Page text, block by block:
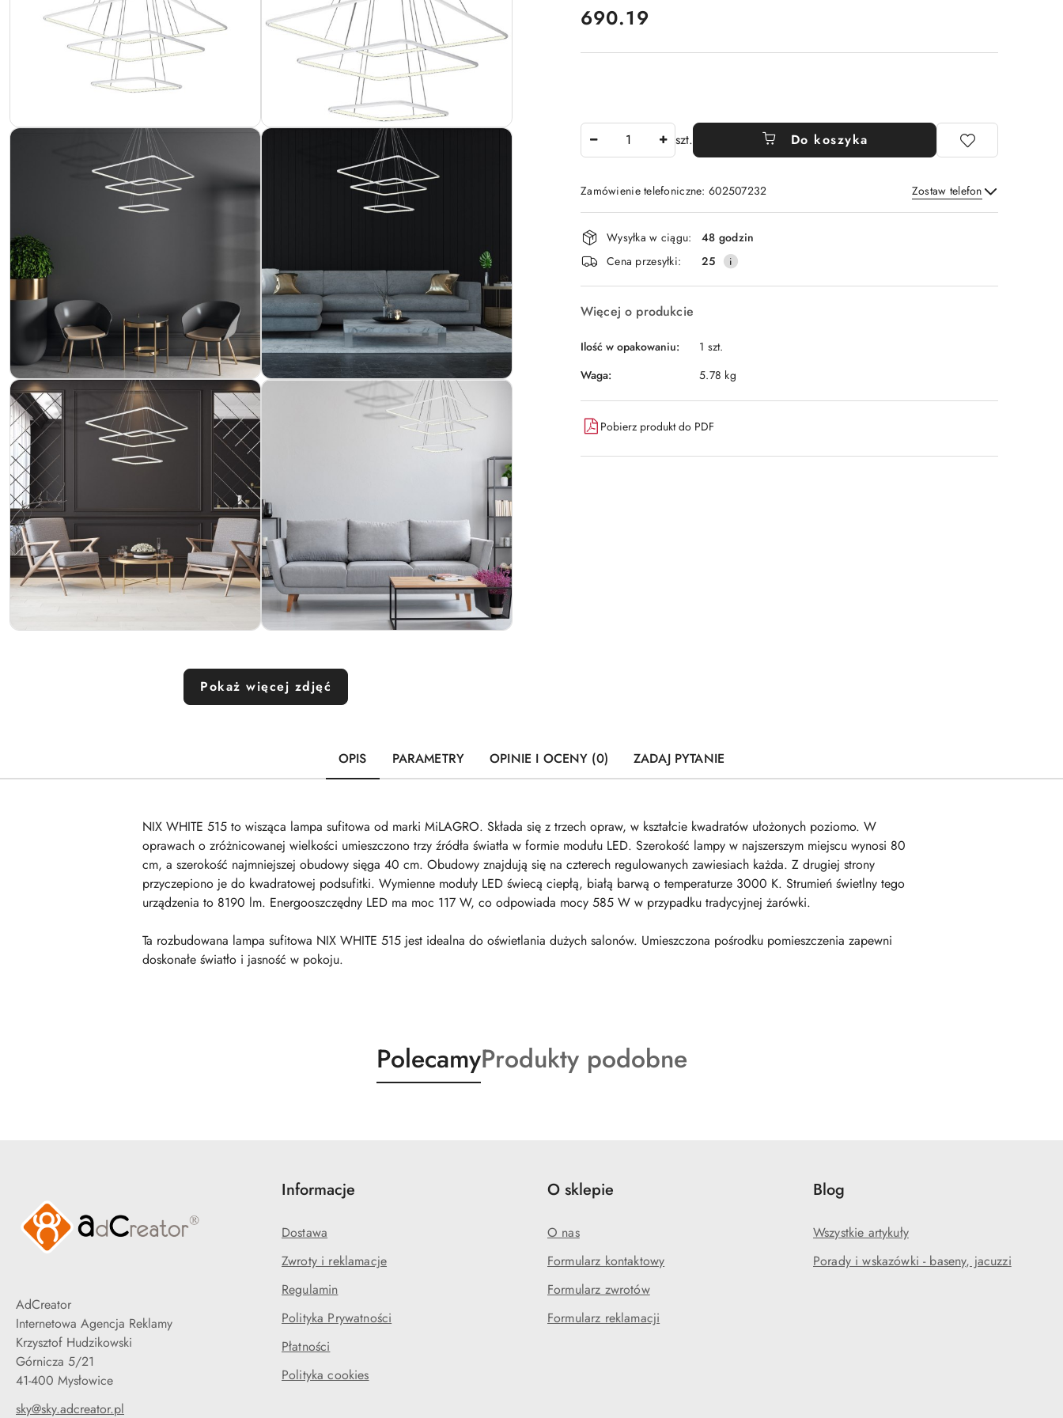
Pokaż więcej zdjęć
cena:
690.19
szt. Do koszyka
Zamówienie telefoniczne: 602507232 Zostaw telefon
Wyślij
Dostępność
i
dostawa
Wysyłka w ciągu:
48 godzin
Cena przesyłki:
25
Więcej o produkcie
Ilość w opakowaniu:
1 szt.
Waga:
5.78 kg
Pobierz produkt do PDF
OPIS PARAMETRY OPINIE I OCENY (0) ZADAJ PYTANIE
NIX WHITE 515 to wisząca lampa sufitowa od marki MiLAGRO. Składa się z trzech opraw, w kształcie kwadratów ułożonych poziomo. W
oprawach o zróżnicowanej wielkości umieszczono trzy źródła światła w formie modułu LED. Szerokość lampy w najszerszym miejscu wynosi 80
cm, a szerokość najmniejszej obudowy sięga 40 cm. Obudowy znajdują się na czterech regulowanych zawiesiach każda. Z drugiej strony
przyczepiono je do kwadratowej podsufitki. Wymienne moduły LED świecą ciepłą, białą barwą o temperaturze 3000 K. Strumień świetlny tego
urządzenia to 8190 lm. Energooszczędny LED ma moc 117 W, co odpowiada mocy 585 W w przypadku tradycyjnej żarówki.
Ta rozbudowana lampa sufitowa NIX WHITE 515 jest idealna do oświetlania dużych salonów. Umieszczona pośrodku pomieszczenia zapewni
doskonałe światło i jasność w pokoju.
Produkty
o
PolecamyProdukty
o
Produkty podobne
AdCreator
Internetowa Agencja Reklamy
Krzysztof Hudzikowski
Górnicza 5/21
41-400 Mysłowice
sky@sky.adcreator.pl
Informacje
Dostawa
Zwroty i reklamacje
Regulamin
Polityka Prywatności
Płatności
Polityka cookies
O sklepie
O nas
Formularz kontaktowy
Formularz zwrotów
Formularz reklamacji
Blog
Wszystkie artykuły
Porady i wskazówki - baseny, jacuzzi